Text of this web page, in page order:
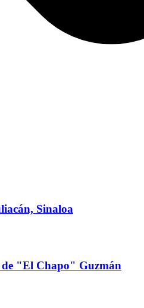
Sinaloa
de "El Chapo" Guzmán